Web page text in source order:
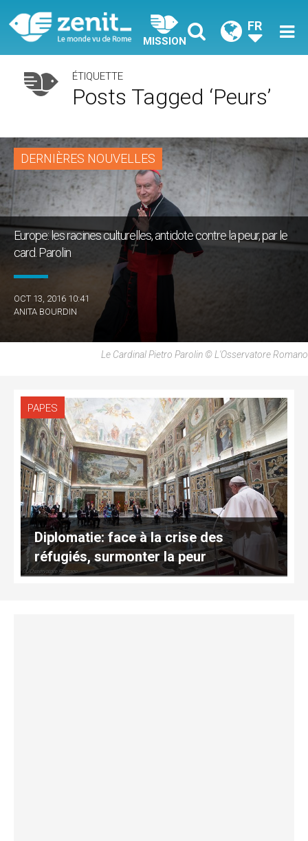
MISSION
FR
ÉTIQUETTE
Posts Tagged ‘peurs’
DERNIÈRES NOUVELLES
Europe: les racines culturelles, antidote contre la peur, par le
card. Parolin
OCT 13, 2016 10:41
ANITA BOURDIN
Le Cardinal Pietro Parolin © L'Osservatore Romano
PAPES
Diplomatie: face à la crise des
réfugiés, surmonter la peur